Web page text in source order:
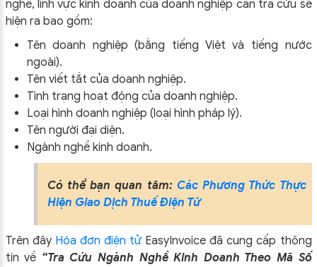
nghề, lĩnh vực kinh doanh của doanh nghiệp cần tra cứu sẽ
hiện ra bao gồm:
Tên doanh nghiệp (bằng tiếng Việt và tiếng nước
ngoài).
Tên viết tắt của doanh nghiệp.
Tình trạng hoạt động của doanh nghiệp.
Loại hình doanh nghiệp (loại hình pháp lý).
Tên người đại diện.
Ngành nghề kinh doanh.
Có thể bạn quan tâm: Các Phương Thức Thực
Hiện Giao Dịch Thuế Điện Tử
Trên đây Hóa đơn điện tử EasyInvoice đã cung cấp thông
tin về “Tra Cứu Ngành Nghề Kinh Doanh Theo Mã Số